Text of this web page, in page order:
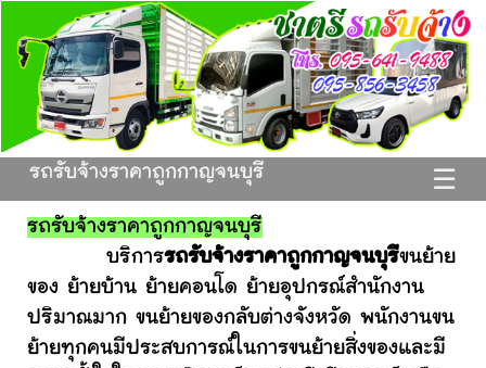
☰
รถรับจ้างราคาถูกกาญจนบุรี
รถรับจ้างราคาถูกกาญจนบุรี
บริการรถรับจ้างราคาถูกกาญจนบุรีขนย้าย
ของ ย้ายบ้าน ย้ายคอนโด ย้ายอุปกรณ์สำนักงาน
ปริมาณมาก ขนย้ายของกลับต่างจังหวัด พนักงานขน
ย้ายทุกคนมีประสบการณ์ในการขนย้ายสิ่งของและมี